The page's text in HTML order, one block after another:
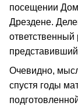
посещении
Дрездене.
ответственный
Очевидно,
спустя годы